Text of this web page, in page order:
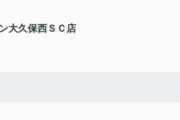
大久保西ＳＣ店